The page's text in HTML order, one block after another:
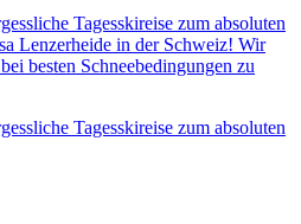
Tagesskireise zum absoluten
Lenzerheide in der Schweiz! Wir
besten Schneebedingungen zu
Tagesskireise zum absoluten